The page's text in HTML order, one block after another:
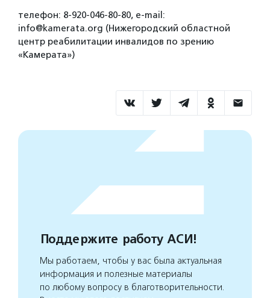
телефон: 8-920-046-80-80, e-mail:
info@kamerata.org (Нижегородский областной
центр реабилитации инвалидов по зрению
«Камерата»)
Поддержите работу АСИ!
Мы работаем, чтобы у вас была актуальная
информация и полезные материалы
по любому вопросу в благотворительности.